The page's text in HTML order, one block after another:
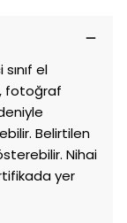
el
fotoğraf
Belirtilen
Nihai
yer